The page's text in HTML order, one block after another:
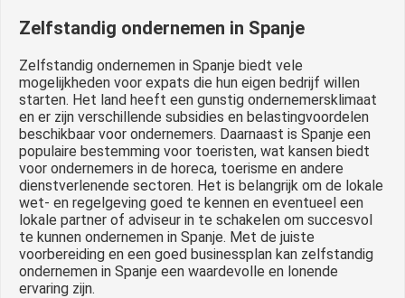
Zelfstandig ondernemen in Spanje
Zelfstandig ondernemen in Spanje biedt vele
mogelijkheden voor expats die hun eigen bedrijf willen
starten. Het land heeft een gunstig ondernemersklimaat
en er zijn verschillende subsidies en belastingvoordelen
beschikbaar voor ondernemers. Daarnaast is Spanje een
populaire bestemming voor toeristen, wat kansen biedt
voor ondernemers in de horeca, toerisme en andere
dienstverlenende sectoren. Het is belangrijk om de lokale
wet- en regelgeving goed te kennen en eventueel een
lokale partner of adviseur in te schakelen om succesvol
te kunnen ondernemen in Spanje. Met de juiste
voorbereiding en een goed businessplan kan zelfstandig
ondernemen in Spanje een waardevolle en lonende
ervaring zijn.